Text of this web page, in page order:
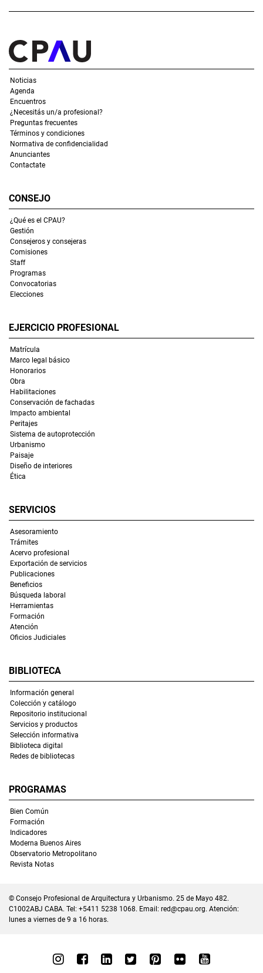
Noticias
Agenda
Encuentros
¿Necesitás un/a profesional?
Preguntas frecuentes
Términos y condiciones
Normativa de confidencialidad
Anunciantes
Contactate
CONSEJO
¿Qué es el CPAU?
Gestión
Consejeros y consejeras
Comisiones
Staff
Programas
Convocatorias
Elecciones
EJERCICIO PROFESIONAL
Matrícula
Marco legal básico
Honorarios
Obra
Habilitaciones
Conservación de fachadas
Impacto ambiental
Peritajes
Sistema de autoprotección
Urbanismo
Paisaje
Diseño de interiores
Ética
SERVICIOS
Asesoramiento
Trámites
Acervo profesional
Exportación de servicios
Publicaciones
Beneficios
Búsqueda laboral
Herramientas
Formación
Atención
Oficios Judiciales
BIBLIOTECA
Información general
Colección y catálogo
Repositorio institucional
Servicios y productos
Selección informativa
Biblioteca digital
Redes de bibliotecas
PROGRAMAS
Bien Común
Formación
Indicadores
Moderna Buenos Aires
Observatorio Metropolitano
Revista Notas
© Consejo Profesional de Arquitectura y Urbanismo. 25 de Mayo 482.
C1002ABJ CABA. Tel: +5411 5238 1068. Email: red@cpau.org. Atención:
lunes a viernes de 9 a 16 horas.